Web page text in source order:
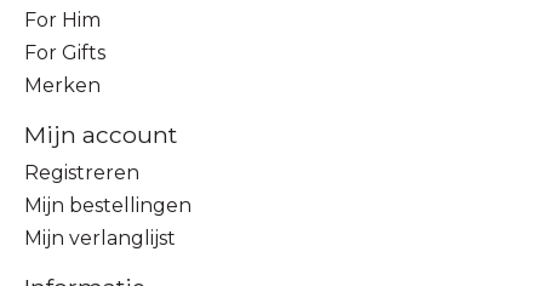
For Him
For Gifts
Merken
Mijn account
Registreren
Mijn bestellingen
Mijn verlanglijst